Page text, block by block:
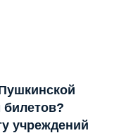
учреждений